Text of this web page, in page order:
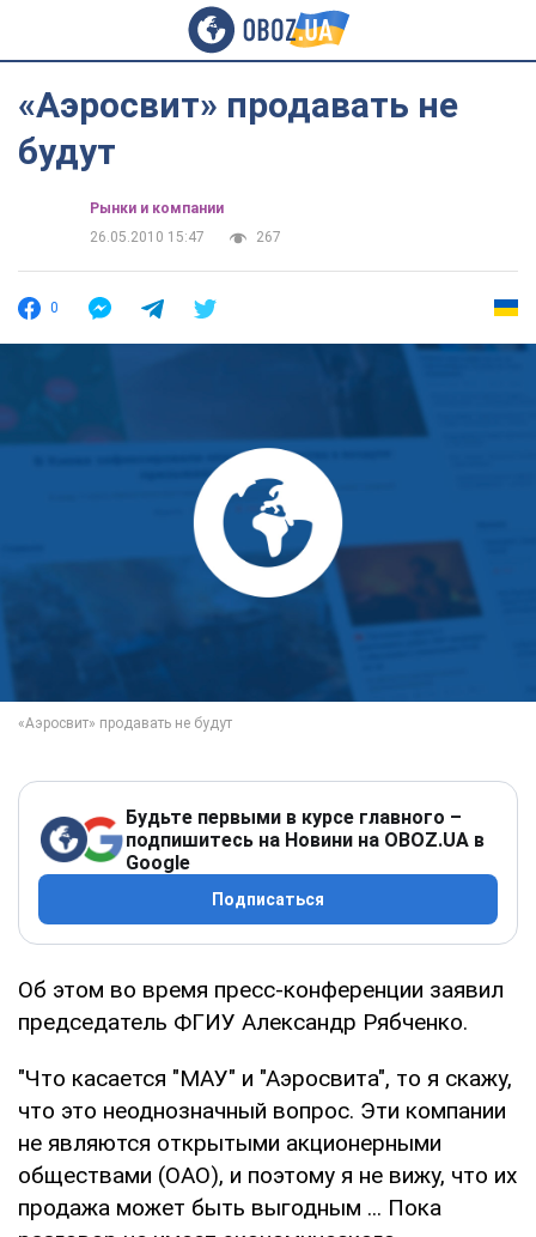
«Аэросвит» продавать не
будут
Рынки и компании
26.05.2010 15:47
267
0
Будьте первыми в курсе главного –
подпишитесь на Новини на OBOZ.UA в
Google
Подписаться
Об этом во время пресс-конференции заявил
председатель ФГИУ Александр Рябченко.
"Что касается "МАУ" и "Аэросвита", то я скажу,
что это неоднозначный вопрос. Эти компании
не являются открытыми акционерными
обществами (ОАО), и поэтому я не вижу, что их
продажа может быть выгодным ... Пока